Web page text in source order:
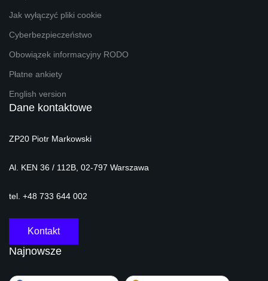
Jak wyłączyć pliki cookie
Cyberbezpieczeństwo
Obowiązek informacyjny RODO
Płatne ankiety
English version
Dane kontaktowe
ZP20 Piotr Markowski
Al. KEN 36 / 112B, 02-797 Warszawa
tel. +48 733 644 002
Kontakt
Najnowsze